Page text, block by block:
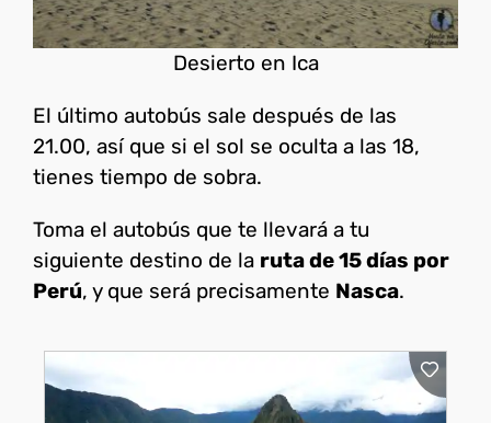
Desierto en Ica
El último autobús sale después de las
21.00, así que si el sol se oculta a las 18,
tienes tiempo de sobra.
Toma el autobús que te llevará a tu
siguiente destino de la ruta de 15 días por
Perú, y que será precisamente Nasca.